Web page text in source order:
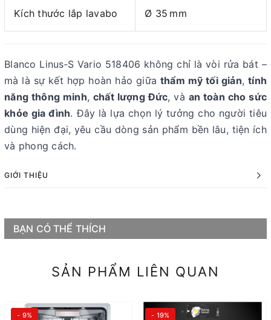
Kích thước lắp lavabo Ø 35 mm
Blanco Linus‑S Vario 518406 không chỉ là vòi rửa bát –
mà là sự kết hợp hoàn hảo giữa thẩm mỹ tối giản,tính
năng thông minh, chất lượng Đức, và an toàn cho sức
khỏe gia đình. Đây là lựa chọn lý tưởng cho người tiêu
dùng hiện đại, yêu cầu dòng sản phẩm bền lâu, tiện ích
và phong cách.
GIỚI THIỆU
BẠN CÓ THỂ THÍCH
SẢN PHẨM LIÊN QUAN
- 9% - 19%